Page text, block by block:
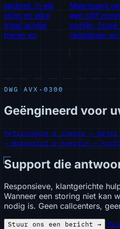
in elk
en elke
achter
en
Meerlaags
een stijf
poriën, hoge
reinigbaar en
DWG AVX-0300
Geëngineerd voor
Petrochemie & chemie →
→ Waterstof & energie →
Support die
Responsieve, klantgerichte
Wanneer een storing niet kan
nodig is. Geen callcenters,
Stuur ons een bericht →